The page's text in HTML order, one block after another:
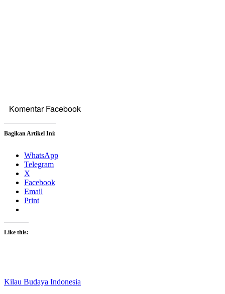
Komentar Facebook
Bagikan Artikel Ini:
WhatsApp
Telegram
X
Facebook
Email
Print
Like this:
Kilau Budaya Indonesia